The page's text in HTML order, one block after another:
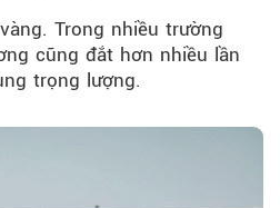
Trong nhiều trường
cũng đắt hơn nhiều lần
trọng lượng.